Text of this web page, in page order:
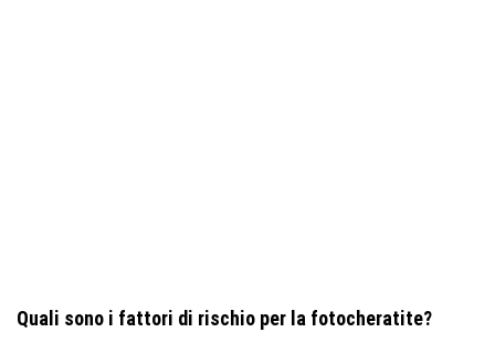
Quali sono i fattori di rischio per la fotocheratite?